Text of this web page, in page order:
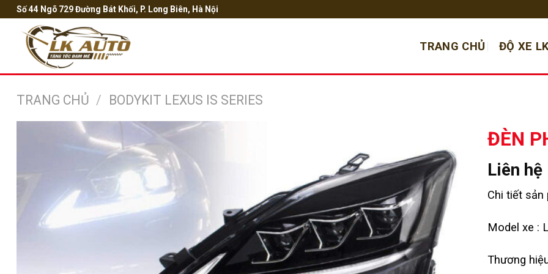
Số 44 Ngõ 729 Đường Bát Khối, P. Long Biên, Hà Nội
TRANG CHỦ ĐỘ XE
TRANG CHỦ / BODYKIT LEXUS IS SERIES
ĐÈN
Liên hệ
Chi tiết sản
Model xe :
Thương